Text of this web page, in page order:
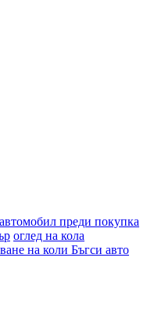
преди покупка
оглед на кола
на коли Бъгси авто